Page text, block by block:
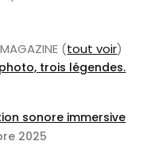
(tout voir)
trois légendes.
sonore immersive
2025